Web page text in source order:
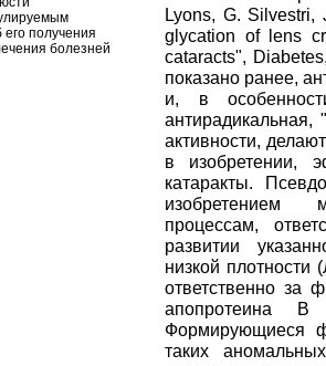
получения
болезней
Lyons, G.
glycation of lens
cataracts",
показано ранее,
и, в
антирадикальная,
активности,
в изобретении,
катаракты.
изобретением
процессам,
развитии
низкой
ответственно за
апопротеина
Формирующиеся
таких